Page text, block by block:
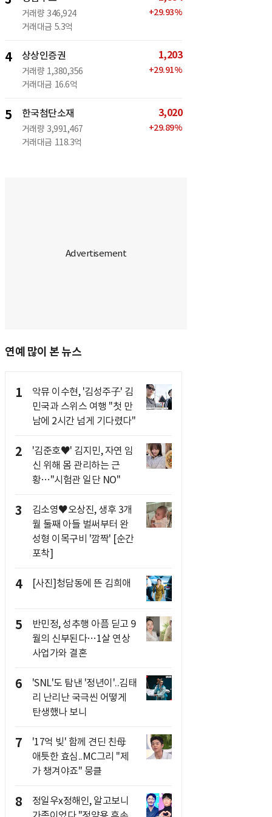
거래량 346,924
거래대금 5.3억
+29.93%
4 상상인증권
거래량 1,380,356
거래대금 16.6억
1,203
+29.91%
5 한국첨단소재
거래량 3,991,467
거래대금 118.3억
3,020
+29.89%
연예 많이 본 뉴스
1
악뮤 이수현, '김성주子' 김
민국과 스위스 여행 "첫 만
남에 2시간 넘게 기다렸다"
2
'김준호♥' 김지민, 자연 임
신 위해 몸 관리하는 근
황…"시험관 일단 NO"
3
김소영♥오상진, 생후 3개
월 둘째 아들 벌써부터 완
성형 이목구비 '깜짝' [순간
포착]
4 [사진]청담동에 뜬 김희애
5
반민정, 성추행 아픔 딛고 9
월의 신부된다…1살 연상
사업가와 결혼
6
'SNL'도 탐낸 '정년이'..김태
리 난리난 국극씬 어떻게
탄생했나 보니
7
'17억 빚' 함께 견딘 친母
애틋한 효심..MC그리 "제
가 챙겨야죠" 뭉클
8
정일우x정해인, 알고보니